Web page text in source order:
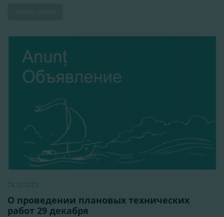
28.12.2023
О проведении плановых технических
работ 29 декабря